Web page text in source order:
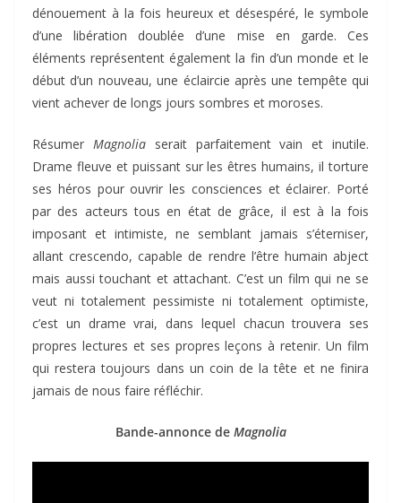
dénouement à la fois heureux et désespéré, le symbole
d’une libération doublée d’une mise en garde. Ces
éléments représentent également la fin d’un monde et le
début d’un nouveau, une éclaircie après une tempête qui
vient achever de longs jours sombres et moroses.
Résumer Magnoliaserait parfaitement vain et inutile.
Drame fleuve et puissant sur les êtres humains, il torture
ses héros pour ouvrir les consciences et éclairer. Porté
par des acteurs tous en état de grâce, il est à la fois
imposant et intimiste, ne semblant jamais s’éterniser,
allant crescendo, capable de rendre l’être humain abject
mais aussi touchant et attachant. C’est un film qui ne se
veut ni totalement pessimiste ni totalement optimiste,
c’est un drame vrai, dans lequel chacun trouvera ses
propres lectures et ses propres leçons à retenir. Un film
qui restera toujours dans un coin de la tête et ne finira
jamais de nous faire réfléchir.
Bande-annonce de Magnolia